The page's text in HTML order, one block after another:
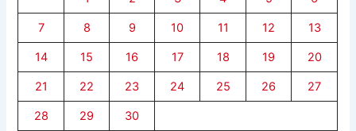
7 8 9 10 11 12 13
14 15 16 17 18 19 20
21 22 23 24 25 26 27
28 29 30